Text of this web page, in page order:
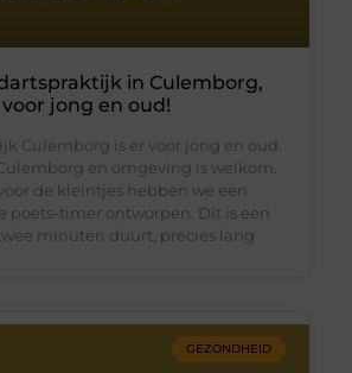
in Culemborg,
voor jong en oud!
Culemborg is er voor jong en oud.
en omgeving is welkom.
de kleintjes hebben we een
poets-timer ontworpen. Dit is een
minuten duurt, precies lang
GEZONDHEID